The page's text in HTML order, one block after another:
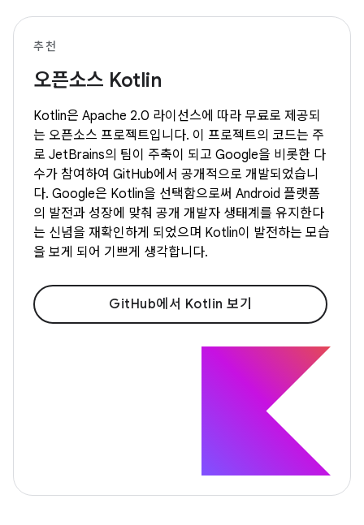
추천
오픈소스 Kotlin
Kotlin은 Apache 2.0 라이선스에 따라 무료로 제공되
는 오픈소스 프로젝트입니다. 이 프로젝트의 코드는 주
로 JetBrains의 팀이 주축이 되고 Google을 비롯한 다
수가 참여하여 GitHub에서 공개적으로 개발되었습니
다. Google은 Kotlin을 선택함으로써 Android 플랫폼
의 발전과 성장에 맞춰 공개 개발자 생태계를 유지한다
는 신념을 재확인하게 되었으며 Kotlin이 발전하는 모습
을 보게 되어 기쁘게 생각합니다.
GitHub에서 Kotlin 보기